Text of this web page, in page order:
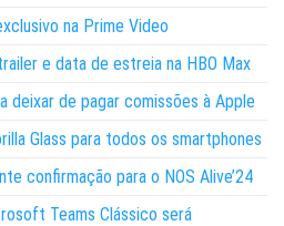
na Prime Video
e data de estreia na HBO Max
deixar de pagar comissões à Apple
Glass para todos os smartphones
confirmação para o NOS Alive’24
Teams Clássico será